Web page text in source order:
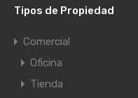
Tipos de Propiedad
Comercial
Oficina
Tienda